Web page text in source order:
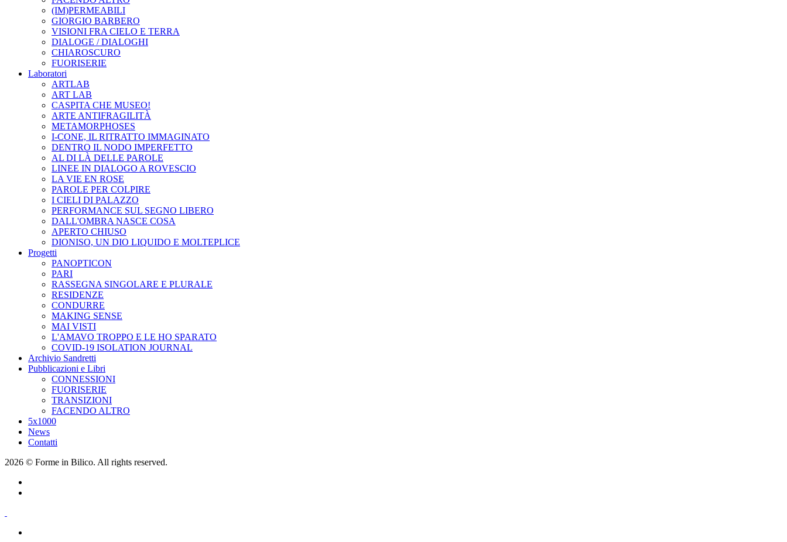
(IM)PERMEABILI
GIORGIO BARBERO
VISIONI FRA CIELO E TERRA
DIALOGE / DIALOGHI
CHIAROSCURO
FUORISERIE
Laboratori
ARTLAB
ART LAB
CASPITA CHE MUSEO!
ARTE ANTIFRAGILITÀ
METAMORPHOSES
I-CONE, IL RITRATTO IMMAGINATO
DENTRO IL NODO IMPERFETTO
AL DI LÀ DELLE PAROLE
LINEE IN DIALOGO A ROVESCIO
LA VIE EN ROSE
PAROLE PER COLPIRE
I CIELI DI PALAZZO
PERFORMANCE SUL SEGNO LIBERO
DALL'OMBRA NASCE COSA
APERTO CHIUSO
DIONISO, UN DIO LIQUIDO E MOLTEPLICE
Progetti
PANOPTICON
PARI
RASSEGNA SINGOLARE E PLURALE
RESIDENZE
CONDURRE
MAKING SENSE
MAI VISTI
L'AMAVO TROPPO E LE HO SPARATO
COVID-19 ISOLATION JOURNAL
Archivio Sandretti
Pubblicazioni e Libri
CONNESSIONI
FUORISERIE
TRANSIZIONI
FACENDO ALTRO
5x1000
News
Contatti
2026 © Forme in Bilico. All rights reserved.